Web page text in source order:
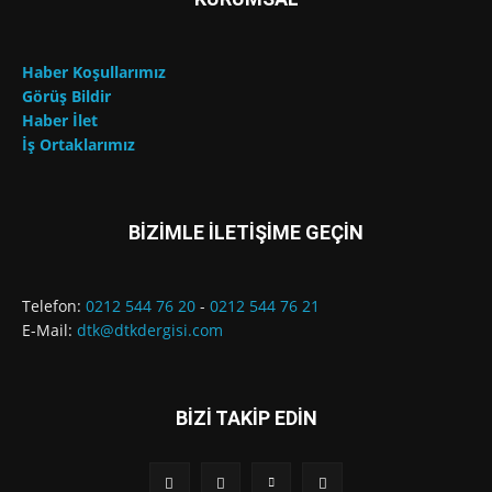
Haber Koşullarımız
Görüş Bildir
Haber İlet
İş Ortaklarımız
BİZİMLE İLETİŞİME GEÇİN
Telefon: 0212 544 76 20 - 0212 544 76 21
E-Mail: dtk@dtkdergisi.com
BİZİ TAKİP EDİN